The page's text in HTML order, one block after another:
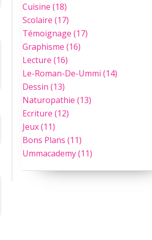
Cuisine (18)
Scolaire (17)
Témoignage (17)
Graphisme (16)
Lecture (16)
Le-Roman-De-Ummi (14)
Dessin (13)
Naturopathie (13)
Ecriture (12)
Jeux(11)
Bons Plans (11)
Ummacademy(11)